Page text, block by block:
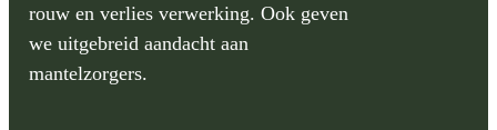
rouw en verlies verwerking. Ook geven
we uitgebreid aandacht aan
mantelzorgers.